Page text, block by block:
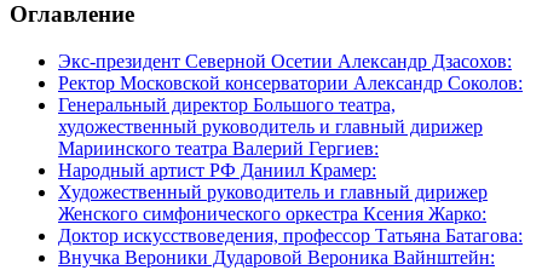
Оглавление
Экс-президент Северной Осетии Александр Дзасохов:
Ректор Московской консерватории Александр Соколов:
Генеральный директор Большого театра,
художественный руководитель и главный дирижер
Мариинского театра Валерий Гергиев:
Народный артист РФ Даниил Крамер:
Художественный руководитель и главный дирижер
Женского симфонического оркестра Ксения Жарко:
Доктор искусствоведения, профессор Татьяна Батагова:
Внучка Вероники Дударовой Вероника Вайнштейн: